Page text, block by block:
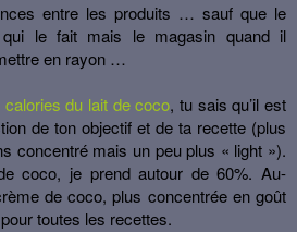
entre les produits … sauf que le
le fait mais le magasin quand il
en rayon …
calories du lait de coco, tu sais qu’il est
de ton objectif et de ta recette (plus
concentré mais un peu plus « light »).
coco, je prend autour de 60%. Au-
de coco, plus concentrée en goût
toutes les recettes.